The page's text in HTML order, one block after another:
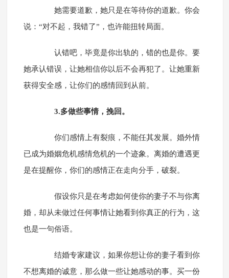
她需要道歉，她只是在等待你的道歉。你会
说：“对不起，我错了”，也许能扭转局面。
认错吧，毕竟是你出轨的，错的也是你。要
她承认错误，让她相信你以后不会再犯了。让她重新
获得安全感，让你们的感情回到从前。
3.多做些事情，挽回。
你们感情上有裂痕，不能任其发展。婚外情
已成为婚姻危机感情危机的一个迹象。离婚的遭遇更
是在提醒你，你们的感情正在走向分手，破裂。
假设你只是在考虑如何使你的妻子不与你离
婚，却从未做过任何事情让她看到你真正的行为，这
也是一句俗语。
结婚专家建议，如果你想让你的妻子看到你
不想离婚的诚意，那么做一些让她感动的事。买一份